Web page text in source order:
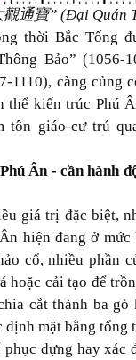
觀通寶” (Đại Quán
thời Bắc Tống
Bảo” (1056-
1110), càng củng
thể kiến trúc Phú
tôn giáo-cư trú
Ân - cần hành
giá trị đặc biệt,
hiện đang ở mức
cổ, nhiều phần
hoặc cải tạo để
cắt thành ba gò
mặt bằng tổng
dựng hay xác